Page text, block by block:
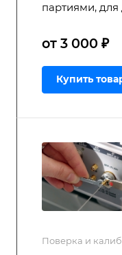
партиями,
от 3 000 ₽
Купить
Поверка и